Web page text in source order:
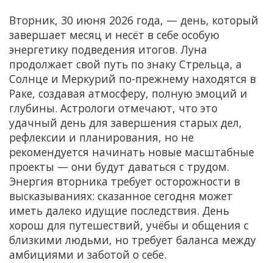
Вторник, 30 июня 2026 года, — день, который
завершает месяц и несёт в себе особую
энергетику подведения итогов. Луна
продолжает свой путь по знаку Стрельца, а
Солнце и Меркурий по-прежнему находятся в
Раке, создавая атмосферу, полную эмоций и
глубины. Астрологи отмечают, что это
удачный день для завершения старых дел,
рефлексии и планирования, но не
рекомендуется начинать новые масштабные
проекты — они будут даваться с трудом.
Энергия вторника требует осторожности в
высказываниях: сказанное сегодня может
иметь далеко идущие последствия. День
хорош для путешествий, учёбы и общения с
близкими людьми, но требует баланса между
амбициями и заботой о себе.